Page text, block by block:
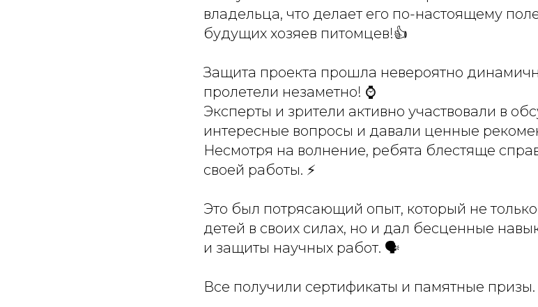
владельца, что делает его по-настоящему
будущих хозяев питомцев!👍
Защита проекта прошла невероятно
пролетели незаметно! ⌚️
Эксперты и зрители активно участвовали в
интересные вопросы и давали ценные
Несмотря на волнение, ребята блестяще
своей работы. ⚡️
Это был потрясающий опыт, который не
детей в своих силах, но и дал бесценные
и защиты научных работ. 🗣
Все получили сертификаты и памятные призы.